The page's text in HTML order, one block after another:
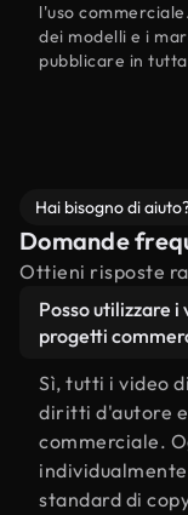
l'uso
dei modelli e i
pubblicare in
Hai bisogno di
Domande
Ottieni risposte
Posso utilizzare
progetti
Sì, tutti i video
diritti d'autore
commerciale.
standard di